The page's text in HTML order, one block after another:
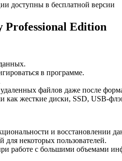
доступны в бесплатной версии
Edition
в программе.
файлов даже после
как жесткие диски, SSD, USB-
и восстановлении
некоторых пользователей.
работе с большими объемами